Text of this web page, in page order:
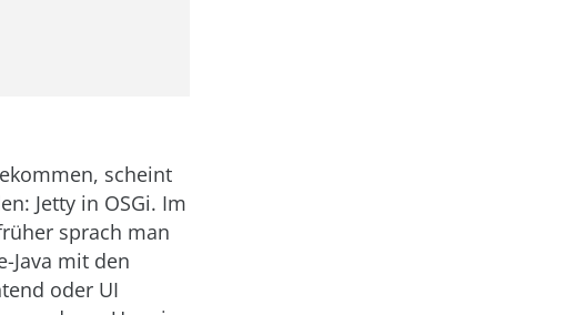
scheint
Jetty in OSGi. Im
sprach man
Java mit den
oder UI